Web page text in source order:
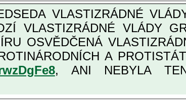
VLASTIZRÁDNÉ VLÁDY
, ANI NEBYLA